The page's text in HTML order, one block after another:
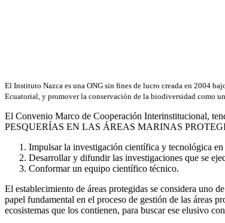
El Instituto Nazca es una ONG sin fines de lucro creada en 2004
Ecuatorial, y promover la conservación de la biodiversidad como
El Convenio Marco de Cooperación Interinstitucional,
PESQUERÍAS EN LAS ÁREAS MARINAS
Impulsar la investigación científica y tecnológica en
Desarrollar y difundir las investigaciones que se
Conformar un equipo científico técnico.
El establecimiento de áreas protegidas se considera uno
papel fundamental en el proceso de gestión de las áreas
ecosistemas que los contienen, para buscar ese elusivo